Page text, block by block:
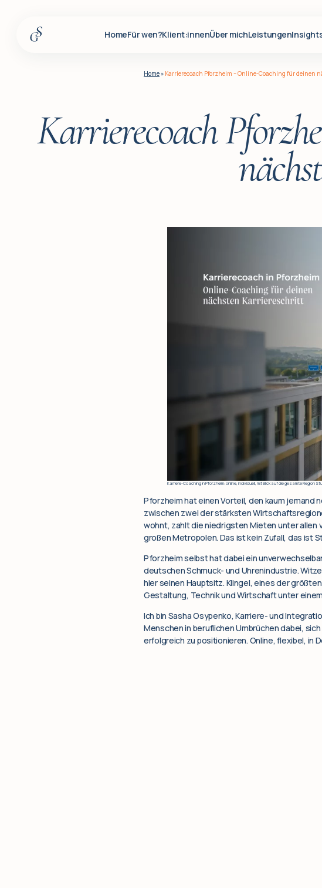
HomeFür wen?Klient:innenÜber michLeistungen
Über mich
Leistungen
Home» Karrierecoach Pforzheim – Online-Coaching für deinen
Karrierecoach
Karriere-Coaching in Pforzheim: online, individuell, mit Blick auf die gesamte Region
Pforzheim hat einen Vorteil, den kaum
zwischen zwei der stärksten
wohnt, zahlt die niedrigsten Mieten unter allen
großen Metropolen. Das ist kein Zufall, das ist
Pforzheim selbst hat dabei ein
deutschen Schmuck- und Uhrenindustrie.
hier seinen Hauptsitz. Klingel, eines der
Gestaltung, Technik und Wirtschaft unter
Ich bin Sasha Osypenko, Karriere- und
Menschen in beruflichen Umbrüchen dabei,
erfolgreich zu positionieren. Online, flexibel, in